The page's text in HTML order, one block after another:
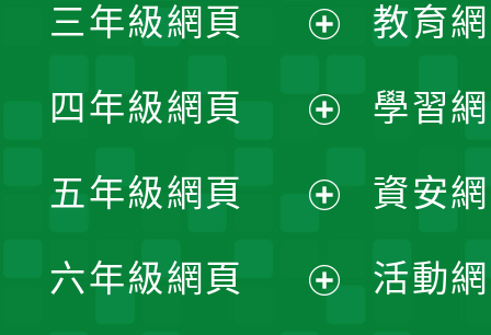
選
單
開
選
單
三年級網頁
開
選
單
四年級網頁
開
選
五年級網頁
開
六年級網頁
教育
學習
資安
活動